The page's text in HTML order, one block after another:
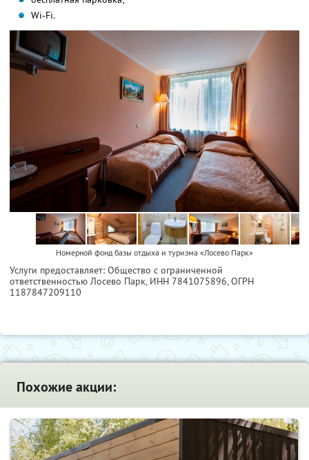
Wi-Fi.
Номерной фонд базы отдыха и туризма «Лосево Парк»
Услуги предоставляет: Общество с ограниченной
ответственностью Лосево Парк, ИНН 7841075896, ОГРН
1187847209110
Похожие акции: